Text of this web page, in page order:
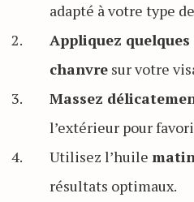
adapté à votre type
Appliquez
chanvre sur votre
Massez
l’extérieur pour
Utilisez l’huile
résultats optimaux.